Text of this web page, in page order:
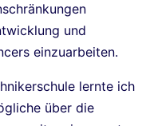
und
einzuarbeiten.
lernte ich
über die